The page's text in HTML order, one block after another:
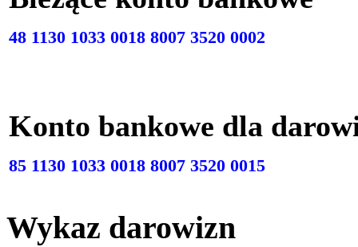
48 1130 1033 0018 8007 3520 0002
Konto bankowe dla
85 1130 1033 0018 8007 3520 0015
Wykaz darowizn